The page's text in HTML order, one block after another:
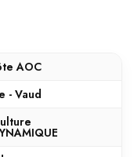
AOC
- Vaud